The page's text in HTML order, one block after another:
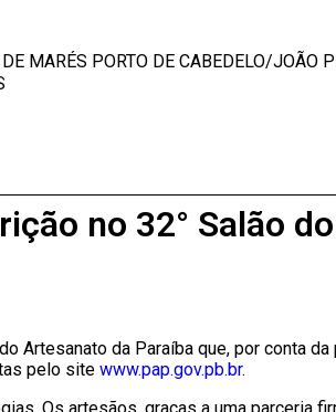
MARÉS PORTO DE CABEDELO/JOÃO
no 32° Salão
Artesanato da Paraíba que, por conta
pelo site www.pap.gov.pb.br.